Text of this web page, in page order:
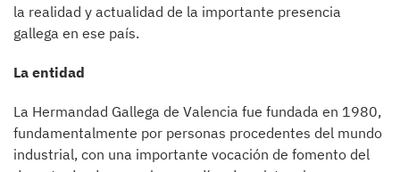
la realidad y actualidad de la importante presencia
gallega en ese país.
La entidad
La Hermandad Gallega de Valencia fue fundada en 1980,
fundamentalmente por personas procedentes del mundo
industrial, con una importante vocación de fomento del